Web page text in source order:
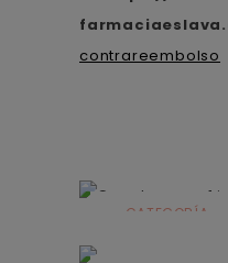
contrareembolso
CATEGORÍA